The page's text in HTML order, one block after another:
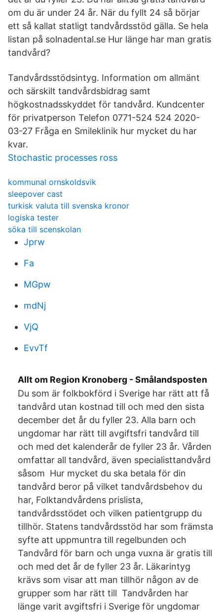
om du är under 24 år. När du fyllt 24 så börjar
ett så kallat statligt tandvårdsstöd gälla. Se hela
listan på solnadental.se Hur länge har man gratis
tandvård?
Tandvårdsstödsintyg. Information om allmänt
och särskilt tandvårdsbidrag samt
högkostnadsskyddet för tandvård. Kundcenter
för privatperson Telefon 0771-524 524 2020-
03-27 Fråga en Smileklinik hur mycket du har
kvar.
Stochastic processes ross
kommunal ornskoldsvik
sleepover cast
turkisk valuta till svenska kronor
logiska tester
söka till scenskolan
Jprw
Fa
MGpw
mdNj
VjQ
EvvTf
Allt om Region Kronoberg - Smålandsposten
Du som är folkbokförd i Sverige har rätt att få
tandvård utan kostnad till och med den sista
december det år du fyller 23. Alla barn och
ungdomar har rätt till avgiftsfri tandvård till
och med det kalenderår de fyller 23 år. Vården
omfattar all tandvård, även specialisttandvård
såsom Hur mycket du ska betala för din
tandvård beror på vilket tandvårdsbehov du
har, Folktandvårdens prislista,
tandvårdsstödet och vilken patientgrupp du
tillhör. Statens tandvårdsstöd har som främsta
syfte att uppmuntra till regelbunden och
Tandvård för barn och unga vuxna är gratis till
och med det år de fyller 23 år. Läkarintyg
krävs som visar att man tillhör någon av de
grupper som har rätt till Tandvården har
länge varit avgiftsfri i Sverige för ungdomar